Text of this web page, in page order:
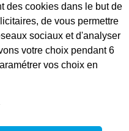
des cookies dans le but de
de vous permettre
sociaux et d'analyser
votre choix pendant 6
vos choix en